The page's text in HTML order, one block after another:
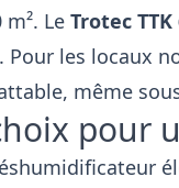
Le Trotec TTK
Pour les locaux
même
pour